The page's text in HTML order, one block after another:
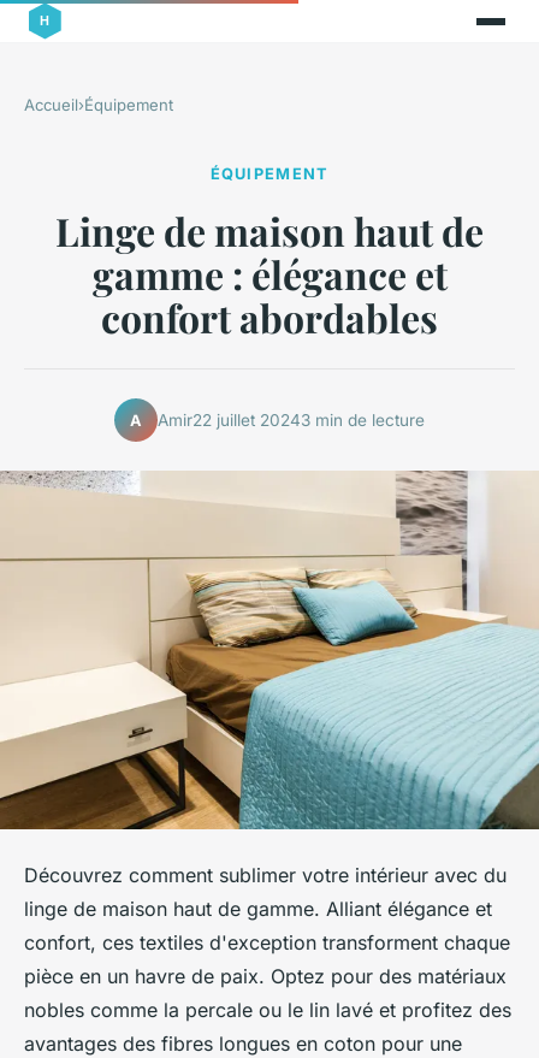
Accueil›Équipement
ÉQUIPEMENT
Linge de maison haut de
gamme : élégance et
confort abordables
A Amir22 juillet 20243 min de lecture
Découvrez comment sublimer votre intérieur avec du
linge de maison haut de gamme. Alliant élégance et
confort, ces textiles d'exception transforment chaque
pièce en un havre de paix. Optez pour des matériaux
nobles comme la percale ou le lin lavé et profitez des
avantages des fibres longues en coton pour une